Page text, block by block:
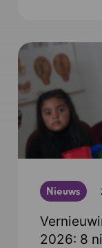
Nieuws
2026: 8